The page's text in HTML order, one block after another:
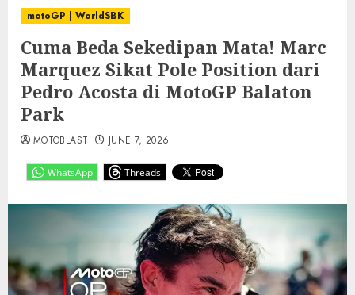
motoGP | WorldSBK
Cuma Beda Sekedipan Mata! Marc
Marquez Sikat Pole Position dari
Pedro Acosta di MotoGP Balaton
Park
WhatsApp Threads
MOTOBLAST JUNE 7, 2026